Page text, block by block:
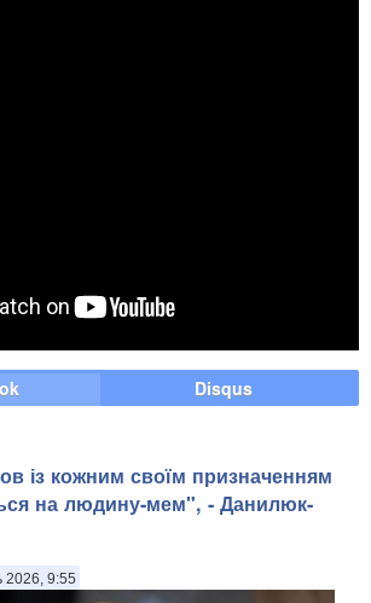
Disqus
із кожним своїм призначенням
на людину-мем", - Данилюк-
2026, 9:55